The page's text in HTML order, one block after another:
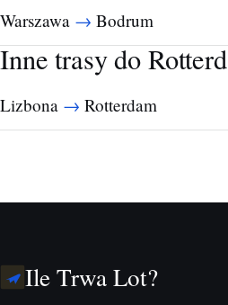
Warszawa → Bodrum
Inne trasy do
Lizbona → Rotterdam
Ile Trwa Lot?